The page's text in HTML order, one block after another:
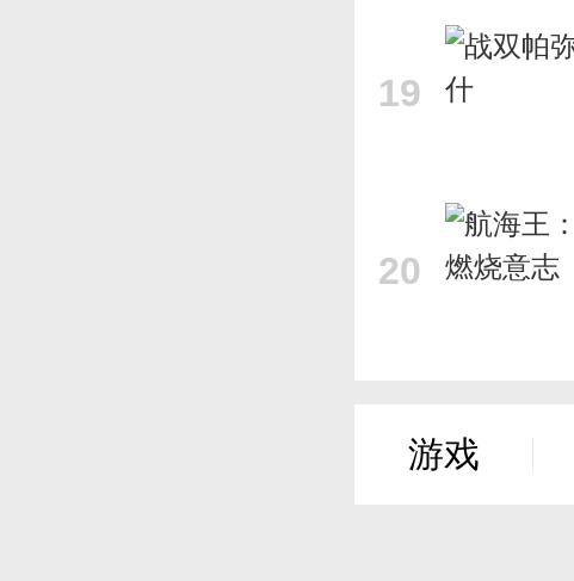
19
20
游戏